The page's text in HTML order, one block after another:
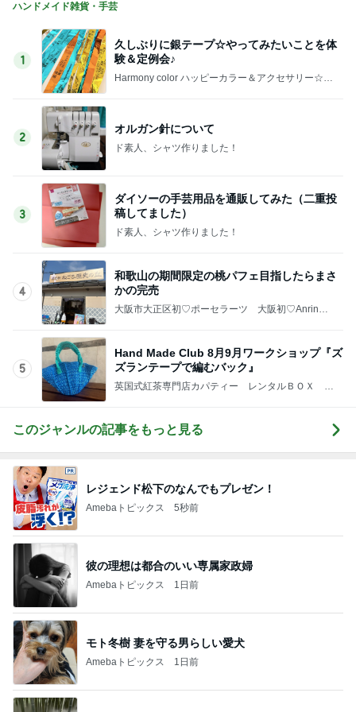
ハンドメイド雑貨・手芸
1
久しぶりに銀テープ☆やってみたいことを体
験＆定例会♪
Harmony color ハッピーカラー＆アクセサリー☆毎
2
オルガン針について
ド素人、シャツ作りました！
3
ダイソーの手芸用品を通販してみた（二重投
稿してました）
ド素人、シャツ作りました！
4
和歌山の期間限定の桃パフェ目指したらまさ
かの完売
大阪市大正区初♡ポーセラーツ 大阪初♡AnrinA
5
Hand Made Club 8月9月ワークショップ『ズ
ズランテープで編むバック』
英国式紅茶専門店カパティー レンタルＢＯＸ －
このジャンルの記事をもっと見る
レジェンド松下のなんでもプレゼン！
Amebaトピックス 5秒前
彼の理想は都合のいい専属家政婦
Amebaトピックス 1日前
モト冬樹 妻を守る男らしい愛犬
Amebaトピックス 1日前